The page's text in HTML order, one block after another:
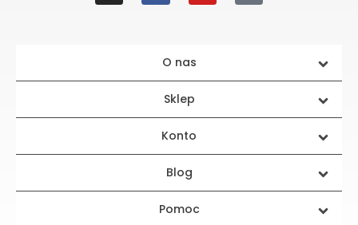
O nas
Sklep
Konto
Blog
Pomoc